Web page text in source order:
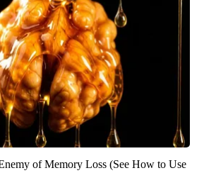
of Memory Loss (See How to Use